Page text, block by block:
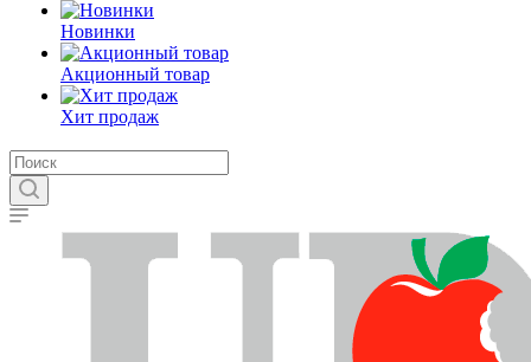
Новинки
Акционный товар
Хит продаж